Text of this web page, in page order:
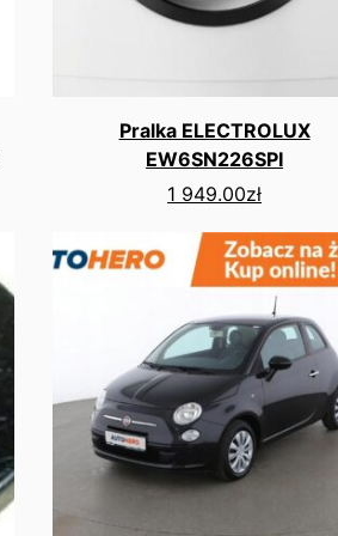
Pralka ELECTROLUX
EW6SN226SPI
1 949.00zł